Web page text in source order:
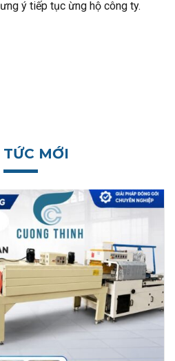
ý tiếp tục ừng hộ công ty.
MỚI